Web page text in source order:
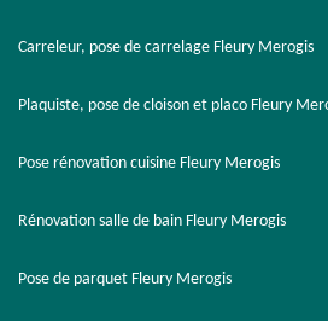
Carreleur, pose de carrelage Fleury Merogis
Plaquiste, pose de cloison et placo Fleury
Pose rénovation cuisine Fleury Merogis
Rénovation salle de bain Fleury Merogis
Pose de parquet Fleury Merogis